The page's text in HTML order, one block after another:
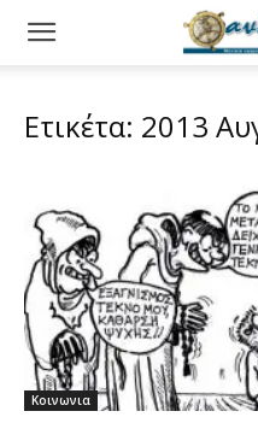
Ετικέτα: 2013
Κοινωνια